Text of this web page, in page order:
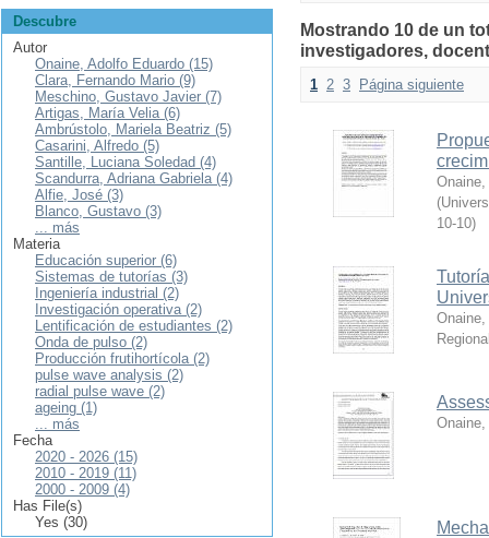
Mostrando 10 de un
investigadores,
1 2 3 Página siguiente
(
10-10)
Descubre
Autor
Onaine, Adolfo Eduardo (15)
Clara, Fernando Mario (9)
Meschino, Gustavo Javier (7)
Artigas, María Velia (6)
Ambrústolo, Mariela Beatriz (5)
Casarini, Alfredo (5)
Santille, Luciana Soledad (4)
Scandurra, Adriana Gabriela (4)
Alfie, José (3)
Blanco, Gustavo (3)
... más
Materia
Educación superior (6)
Sistemas de tutorías (3)
Ingeniería industrial (2)
Investigación operativa (2)
Lentificación de estudiantes (2)
Onda de pulso (2)
Producción frutihortícola (2)
pulse wave analysis (2)
radial pulse wave (2)
ageing (1)
... más
Fecha
2020 - 2026 (15)
2010 - 2019 (11)
2000 - 2009 (4)
Has File(s)
Yes (30)